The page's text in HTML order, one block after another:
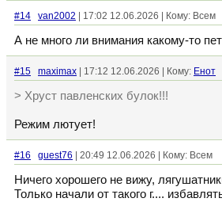
#14 van2002 | 17:02 12.06.2026 | Кому: Всем
А не много ли внимания какому-то
#15 maximax | 17:12 12.06.2026 | Кому: Енот
> Хруст павленских булок!!!
Режим лютует!
#16 guest76 | 20:49 12.06.2026 | Кому: Всем
Ничего хорошего не вижу,
Только начали от такого г....